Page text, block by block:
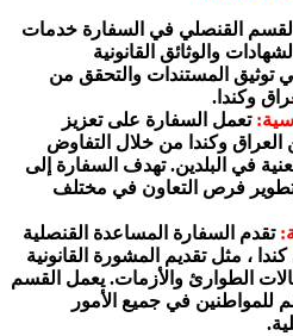
القنصلي في السفارة خدمات
والوثائق القانونية
توثيق المستندات والتحقق من
وكندا.
تعمل السفارة على تعزيز
العراق وكندا من خلال التفاوض
في البلدين. تهدف السفارة إلى
وتطوير فرص التعاون في مختلف
تقدم السفارة المساعدة القنصلية
، مثل تقديم المشورة القانونية
الطوارئ والأزمات. يعمل القسم
للمواطنين في جميع الأمور